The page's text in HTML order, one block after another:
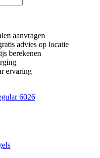
aanvragen
advies op locatie
berekenen
ervaring
6026